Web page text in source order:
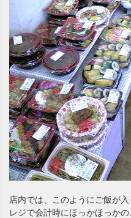
店内では、このようにご飯が入
レジで会計時にほっかほっか